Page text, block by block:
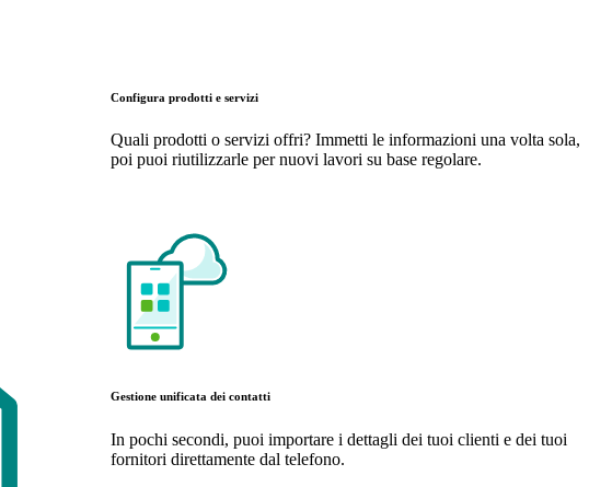
Configura prodotti e servizi
Quali prodotti o servizi offri? Immetti le informazioni una volta sola,
poi puoi riutilizzarle per nuovi lavori su base regolare.
Gestione unificata dei contatti
In pochi secondi, puoi importare i dettagli dei tuoi clienti e dei tuoi
fornitori direttamente dal telefono.